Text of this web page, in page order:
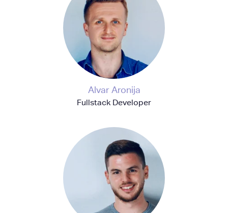
Alvar Aronija
Fullstack Developer